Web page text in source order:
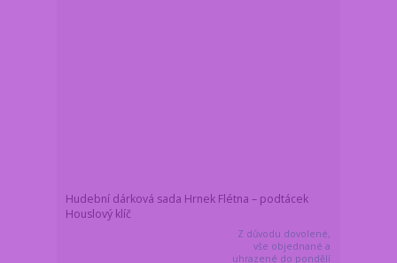
Hudební dárková sada Hrnek Flétna – podtácek
Houslový klíč
Z důvodu dovolené,
vše objednané a
uhrazené do pondělí